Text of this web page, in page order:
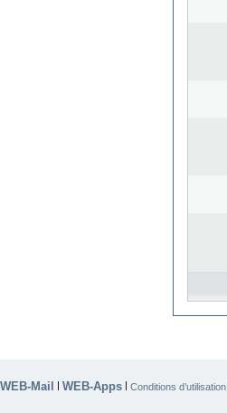
WEB-Mail | WEB-Apps | Conditions d’utilisation